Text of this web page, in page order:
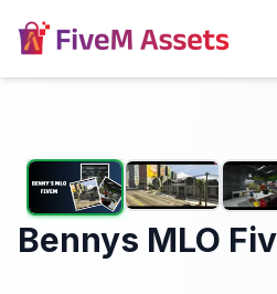
Bennys MLO